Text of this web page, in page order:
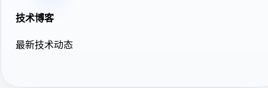
技术博客
最新技术动态